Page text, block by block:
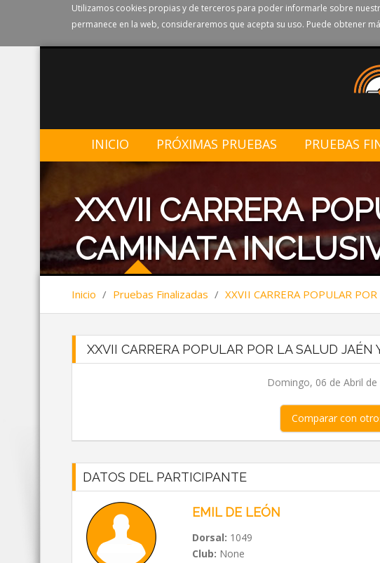
Utilizamos cookies propias y de terceros para poder informarle sobre
permanece en la web, consideraremos que acepta su uso. Puede obtener
INICIO PRÓXIMAS PRUEBAS PRUEBAS
XXVII CARRERA
CAMINATA
Inicio / Pruebas Finalizadas / XXVII CARRERA POPULAR
XXVII CARRERA POPULAR POR LA SALUD
Domingo, 06 de Abril de
Comparar con
DATOS DEL PARTICIPANTE
EMIL DE LEÓN
Dorsal: 1049
Club: None